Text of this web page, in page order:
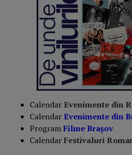
Calendar Evenimente din
CalendarEvenimente din
ProgramFilme Brașov
CalendarFestivaluri